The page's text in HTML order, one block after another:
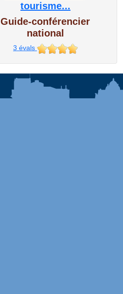
tourisme...
Guide-conférencier
national
3 évals